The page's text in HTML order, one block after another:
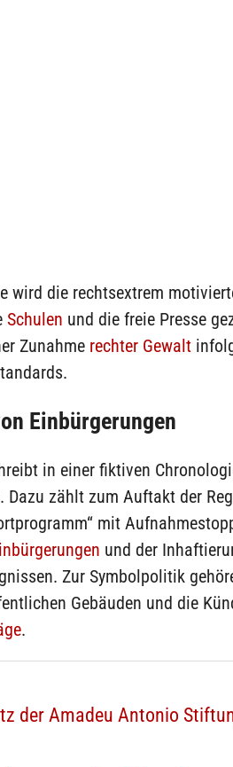
wird die rechtsextrem
Schulen und die freie Presse
Zunahme rechter Gewalt
Einbürgerungen
in einer fiktiven
Dazu zählt zum Auftakt der
mit
und der
Zur Symbolpolitik
Gebäuden und die
.
der Amadeu Antonio